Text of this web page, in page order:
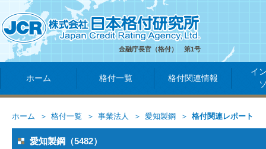
金融庁長官（格付） 第1号
ホーム 格付一覧 格付関連情報
イ
ホーム 格付一覧 事業法人 愛知製鋼 格付関連レポート
愛知製鋼（5482）